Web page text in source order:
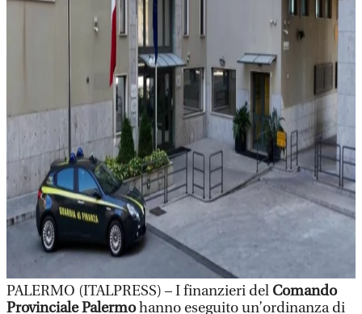
PALERMO (ITALPRESS) – I finanzieri del Comando
Provinciale Palermohanno eseguito un’ordinanza di